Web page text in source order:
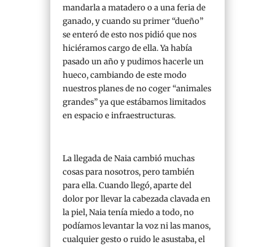
mandarla a matadero o a una feria de
ganado, y cuando su primer “dueño”
se enteró de esto nos pidió que nos
hiciéramos cargo de ella. Ya había
pasado un año y pudimos hacerle un
hueco, cambiando de este modo
nuestros planes de no coger “animales
grandes” ya que estábamos limitados
en espacio e infraestructuras.
La llegada de Naia cambió muchas
cosas para nosotros, pero también
para ella. Cuando llegó, aparte del
dolor por llevar la cabezada clavada en
la piel, Naia tenía miedo a todo, no
podíamos levantar la voz ni las manos,
cualquier gesto o ruido le asustaba, el